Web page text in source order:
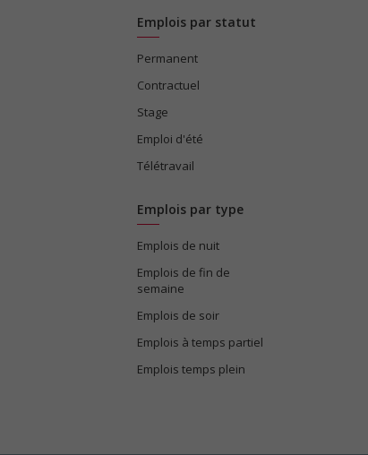
Emplois par statut
Permanent
Contractuel
Stage
Emploi d'été
Télétravail
Emplois par type
Emplois de nuit
Emplois de fin de
semaine
Emplois de soir
Emplois à temps partiel
Emplois temps plein